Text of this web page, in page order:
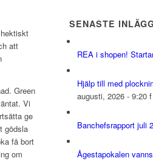
att
Green
Vi
ge
gödsla
få bort
om
SENASTE
REA i shopen!
‍Hjälp till med
augusti, 2026 - 9:20
Banchefsrapport juli
Ågestapokalen